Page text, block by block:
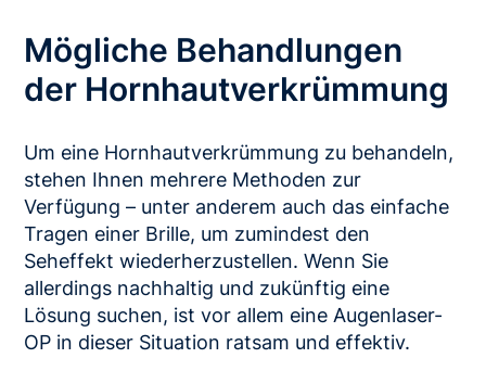
Mögliche Behandlungen
der Hornhautverkrümmung
Um eine Hornhautverkrümmung zu behandeln,
stehen Ihnen mehrere Methoden zur
Verfügung – unter anderem auch das einfache
Tragen einer Brille, um zumindest den
Seheffekt wiederherzustellen. Wenn Sie
allerdings nachhaltig und zukünftig eine
Lösung suchen, ist vor allem eine Augenlaser-
OP in dieser Situation ratsam und effektiv.